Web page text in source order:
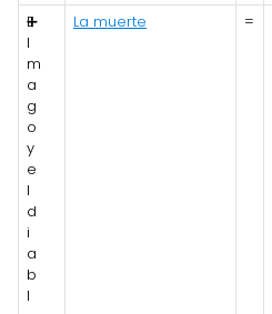
E
l
m
a
g
o
y
e
l
d
i
a
b
l
➕ La muerte =